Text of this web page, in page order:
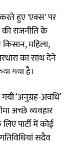
हुए 'एक्स' पर
की राजनीति के
किसान, महिला,
का साथ देने
गया है।
‘अनुग्रह-अवधि’
अच्छे व्यवहार
पार्टी में कोई
सदैव